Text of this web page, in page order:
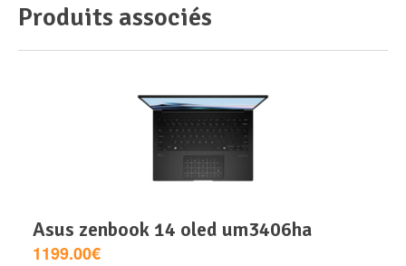
Produits associés
asus zenbook 14 oled um3406ha
1199.00€